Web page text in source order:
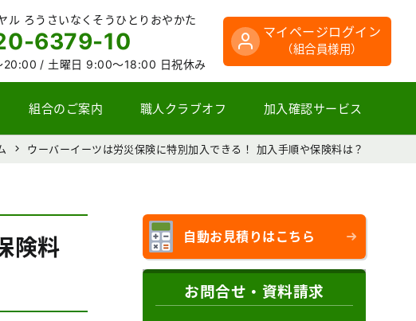
ル ろうさいなくそうひとりおやかた
6379-10
20:00 / 土曜日 9:00～18:00 日祝休み
マイページログイン
（組合員様用）
組合のご案内 職人クラブオフ 加入確認サービス
ウーバーイーツは労災保険に特別加入できる！ 加入手順や保険料は？
険料
自動お見積りはこちら
お問合せ・資料請求